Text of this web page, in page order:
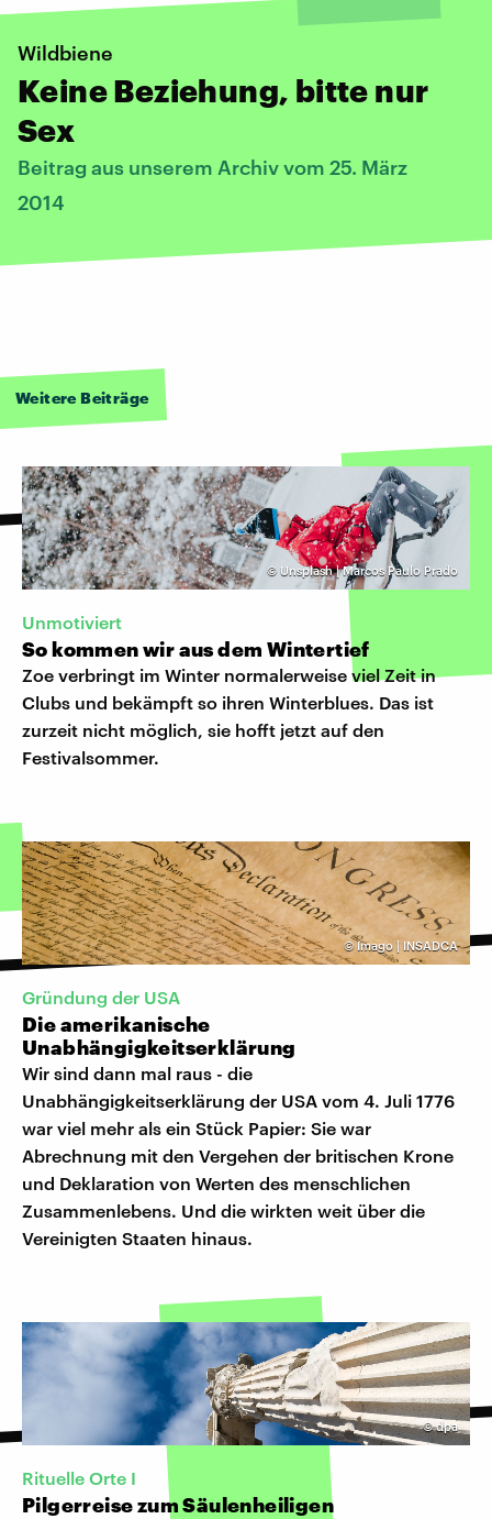
Wildbiene
Keine Beziehung, bitte nur
Sex
Beitrag aus unserem Archiv vom 25. März
2014
Weitere Beiträge
© Unsplash | Marcos Paulo Prado
Unmotiviert
So kommen wir aus dem Wintertief
Zoe verbringt im Winter normalerweise viel Zeit in
Clubs und bekämpft so ihren Winterblues. Das ist
zurzeit nicht möglich, sie hofft jetzt auf den
Festivalsommer.
©Imago | INSADCA
Gründung der USA
Die amerikanische
Unabhängigkeitserklärung
Wir sind dann mal raus - die
Unabhängigkeitserklärung der USA vom 4. Juli 1776
war viel mehr als ein Stück Papier: Sie war
Abrechnung mit den Vergehen der britischen Krone
und Deklaration von Werten des menschlichen
Zusammenlebens. Und die wirkten weit über die
Vereinigten Staaten hinaus.
©dpa
Rituelle Orte I
Pilgerreise zum Säulenheiligen